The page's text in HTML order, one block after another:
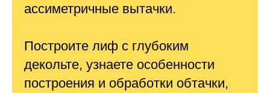
ассиметричные вытачки.
Построите лиф с глубоким
декольте, узнаете особенности
построения и обработки обтачки,